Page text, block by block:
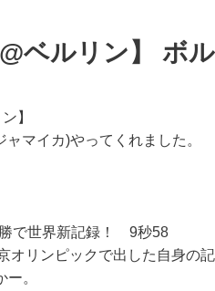
@ベルリン】 ボ
】
マイカ)やってくれました。
で世界新記録！ 9秒58
オリンピックで出した自身の
。